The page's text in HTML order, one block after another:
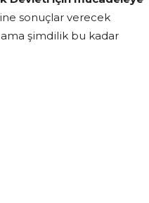
sonuçlar verecek
şimdilik bu kadar